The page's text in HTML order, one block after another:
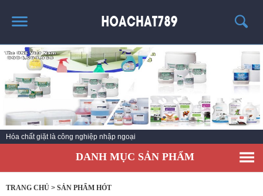
TRANG CHỦ
SẢN PHẨM HÓT
THÔNG TIN VỀ HÓA CHẤT
TIN TỨC
SẢN PHẨM
Hóa chất giặt là công nghiệp nhập ngoại
DANH MỤC SẢN PHẨM
TRANG CHỦ > SẢN PHẨM HÓT